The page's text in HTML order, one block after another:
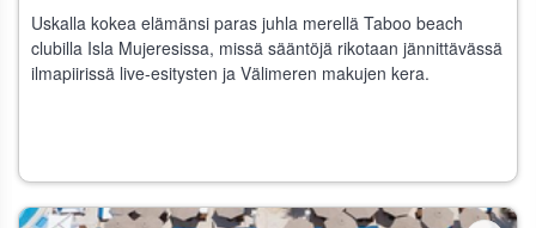
Uskalla kokea elämänsi paras juhla merellä Taboo beach
clubilla Isla Mujeresissa, missä sääntöjä rikotaan jännittävässä
ilmapiirissä live-esitysten ja Välimeren makujen kera.